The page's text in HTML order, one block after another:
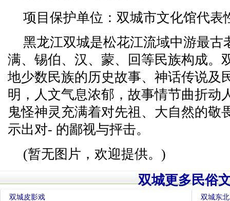
项目保护单位：双城市文化馆代表
黑龙江双城是松花江流域中游最古
满、锡伯、汉、蒙、回等民族构成。
地少数民族的历史故事、神话传说及
明，人文气息浓郁，故事情节曲折动
鬼怪神灵充满着对先祖、大自然的敬
示出对- 的鄙视与抨击。
(暂无图片，欢迎提供。)
双城更多民俗
双城皮影戏 双城东